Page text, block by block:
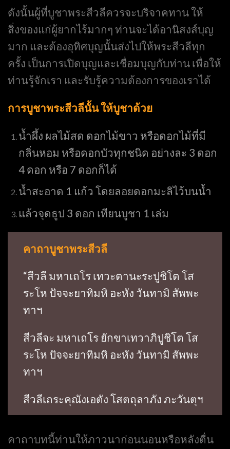
ดังนั้นผู้ที่บูชาพระสีวลีควรจะบริจาคทาน ให้
สิ่งของแก่ผู้ยากไร้มากๆ ท่านจะได้อานิสงส์บุญ
มาก และต้องอุทิศบุญนั้นส่งไปให้พระสีวลีทุก
ครั้ง เป็นการเปิดบุญและเชื่อมบุญกับท่าน เพื่อให้
ท่านรู้จักเรา และรับรู้ความต้องการของเราได้
การบูชาพระสีวลีนั้น ให้บูชาด้วย
น้ำผึ้ง ผลไม้สด ดอกไม้ขาว หรือดอกไม้ที่มี
กลิ่นหอม หรือดอกบัวทุกชนิด อย่างละ 3 ดอก
4 ดอก หรือ 7 ดอกก็ได้
น้ำสะอาด 1 แก้ว โดยลอยดอกมะลิไว้บนน้ำ
แล้วจุดธูป 3 ดอก เทียนบูชา 1 เล่ม
คาถาบูชาพระสีวลี
“สีวลี มหาเถโร เทวะตานะระปูชิโต โส
ระโห ปัจจะยาทิมหิ อะหัง วันทามิ สัพพะ
ทาฯ
สีวลีจะ มหาเถโร ยักขาเทวาภิปูชิโต โส
ระโห ปัจจะยาทิมหิ อะหัง วันทามิ สัพพะ
ทาฯ
สีวลีเถระคุณังเอตัง โสตถุลาภัง ภะวันตุฯ
คาถาบทนี้ท่านให้ภาวนาก่อนนอนหรือหลังตื่น